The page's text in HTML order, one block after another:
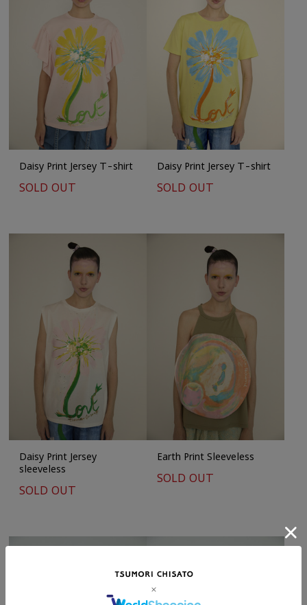
Daisy Print Jersey T-shirt
SOLD OUT
Daisy Print Jersey T-shirt
SOLD OUT
Daisy Print Jersey
sleeveless
SOLD OUT
Earth Print Sleeveless
SOLD OUT